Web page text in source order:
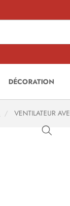
DÉCORATION
VENTILATEUR